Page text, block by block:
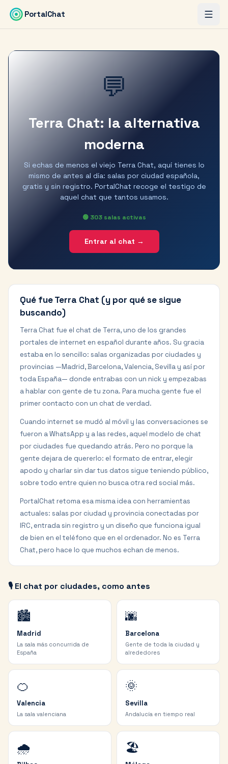
Saltar al contenido principal
PortalChat
💬
Terra Chat: la alternativa
moderna
Si echas de menos el viejo Terra Chat, aquí tienes lo
mismo de antes al día: salas por ciudad española,
gratis y sin registro. PortalChat recoge el testigo de
aquel chat que tantos usamos.
🟢 303salas activas
Entrar al chat →
Qué fue Terra Chat (y por qué se sigue
buscando)
Terra Chat fue el chat de Terra, uno de los grandes
portales de internet en español durante años. Su gracia
estaba en lo sencillo: salas organizadas por ciudades y
provincias —Madrid, Barcelona, Valencia, Sevilla y así por
toda España— donde entrabas con un nick y empezabas
a hablar con gente de tu zona. Para mucha gente fue el
primer contacto con un chat de verdad.
Cuando internet se mudó al móvil y las conversaciones se
fueron a WhatsApp y a las redes, aquel modelo de chat
por ciudades fue quedando atrás. Pero no porque la
gente dejara de quererlo: el formato de entrar, elegir
apodo y charlar sin dar tus datos sigue teniendo público,
sobre todo entre quien no busca otra red social más.
PortalChat retoma esa misma idea con herramientas
actuales: salas por ciudad y provincia conectadas por
IRC, entrada sin registro y un diseño que funciona igual
de bien en el teléfono que en el ordenador. No es Terra
Chat, pero hace lo que muchos echan de menos.
🎙️ El chat por ciudades, como antes
🏙️
Madrid
La sala más concurrida de
España
🌆
Barcelona
Gente de toda la ciudad y
alrededores
🍊
Valencia
La sala valenciana
🌞
Sevilla
Andalucía en tiempo real
🌧️ 🏖️